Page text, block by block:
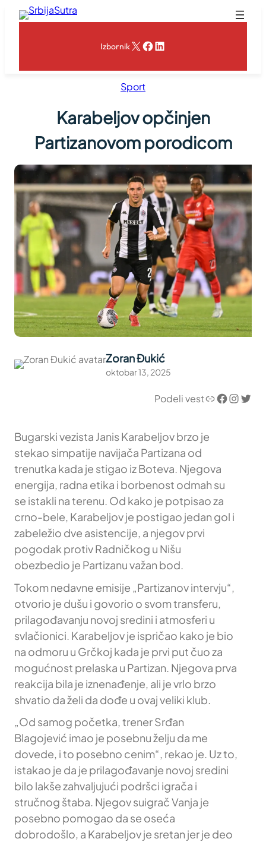
Skoči
IzbornikX Facebook
LinkedIn
Sport
Karabeljov opčinjen
Partizanovom porodicom
Zoran Đukić
oktobar 13, 2025
Podeli vestLink Facebook InstagramTwitter
Bugarski vezista Janis Karabeljov brzo je
stekao simpatije navijača Partizana od
trenutka kada je stigao iz Boteva. Njegova
energija, radna etika i borbenost odmah su
se istakli na terenu. Od kako je potpisao za
crno-bele, Karabeljov je postigao jedan gol i
zabeležio dve asistencije, a njegov prvi
pogodak protiv Radničkog u Nišu
obezbedio je Partizanu važan bod.
Tokom nedavne emisije „Partizanov intervju“,
otvorio je dušu i govorio o svom transferu,
prilagođavanju novoj sredini i atmosferi u
svlačionici. Karabeljov je ispričao kako je bio
na odmoru u Grčkoj kada je prvi put čuo za
mogućnost prelaska u Partizan. Njegova prva
reakcija bila je iznenađenje, ali je vrlo brzo
shvatio da želi da dođe u ovaj veliki klub.
„Od samog početka, trener Srđan
Blagojević imao je posebnu želju da me
dovede, i to posebno cenim“, rekao je. Uz to,
istakao je da je prilagođavanje novoj sredini
bilo lakše zahvaljujući podršci igrača i
stručnog štaba. Njegov suigrač Vanja je
posebno pomogao da se oseća
dobrodošlo, a Karabeljov je sretan jer je deo